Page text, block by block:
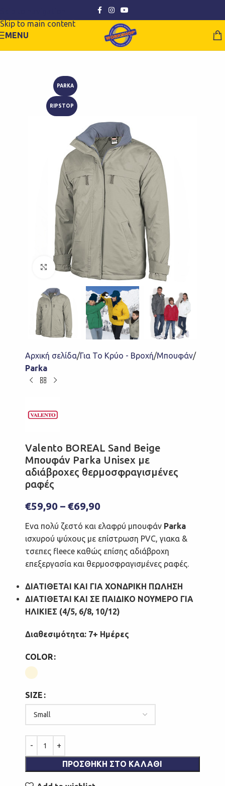
Skip to main content
MENU
PARKA
RIPSTOP
Click to enlarge
Αρχική σελίδα Για Το Κρύο - Βροχή Μπουφάν
Parka
Valento BOREAL Sand Beige
Μπουφάν Parka Unisex με
αδιάβροχες θερμοσφραγισμένες
ραφές
€59,90 – €69,90
Ενα πολύ ζεστό και ελαφρύ μπουφάν Parka
ισχυρού ψύχους με επίστρωση PVC, γιακα &
τσεπες fleece καθώς επίσης αδιάβροχη
επεξεργασία και θερμοσφραγισμένες ραφές.
ΔΙΑΤΙΘΕΤΑΙ ΚΑΙ ΓΙΑ ΧΟΝΔΡΙΚΗ ΠΩΛΗΣΗ
ΔΙΑΤΙΘΕΤΑΙ ΚΑΙ ΣΕ ΠΑΙΔΙΚΟ ΝΟΥΜΕΡΟ ΓΙΑ
ΗΛΙΚΙΕΣ (4/5, 6/8, 10/12)
Διαθεσιμότητα: 7+ Ημέρες
COLOR
SIZE
ΠΡΟΣΘΉΚΗ ΣΤΟ ΚΑΛΆΘΙ